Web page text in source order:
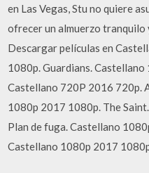
en Las Vegas, Stu no quiere
ofrecer un almuerzo tranquilo
Descargar películas en
1080p. Guardians.
Castellano 720P 2016 720p.
1080p 2017 1080p. The
Plan de fuga. Castellano
Castellano 1080p 2017